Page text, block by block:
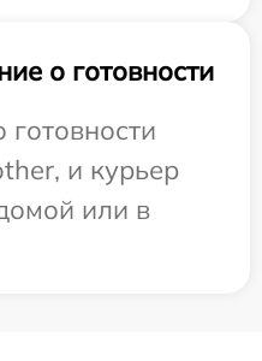
о готовности
и курьер
или в